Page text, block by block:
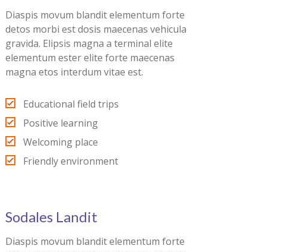
Diaspis movum blandit elementum forte
detos morbi est dosis maecenas vehicula
gravida. Elipsis magna a terminal elite
elementum ester elite forte maecenas
magna etos interdum vitae est.
Educational field trips
Positive learning
Welcoming place
Friendly environment
Sodales Landit
Diaspis movum blandit elementum forte